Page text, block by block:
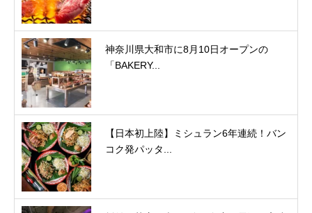
神奈川県大和市に8月10日オープンの
「BAKERY...
【日本初上陸】ミシュラン6年連続！バン
コク発パッタ...